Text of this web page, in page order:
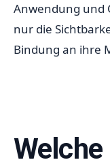
Anwendung und
nur die
Bindung an ihre